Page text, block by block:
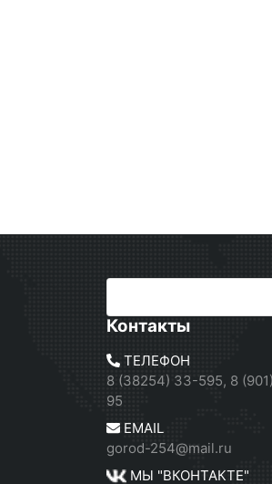
Контакты
ТЕЛЕФОН
8 (38254) 33-595, 8
95
EMAIL
gorod-254@mail.ru
МЫ "ВКОНТАКТЕ"